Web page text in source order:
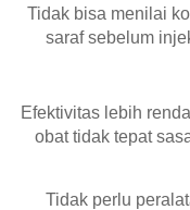
Tidak bisa menilai
saraf sebelum
Efektivitas lebih
obat tidak tepat
Tidak perlu